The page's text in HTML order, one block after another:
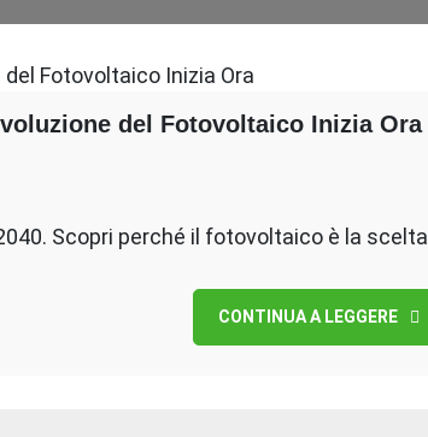
del Fotovoltaico Inizia Ora
Scopri perché il fotovoltaico è la
CONTINUA A LEGGERE